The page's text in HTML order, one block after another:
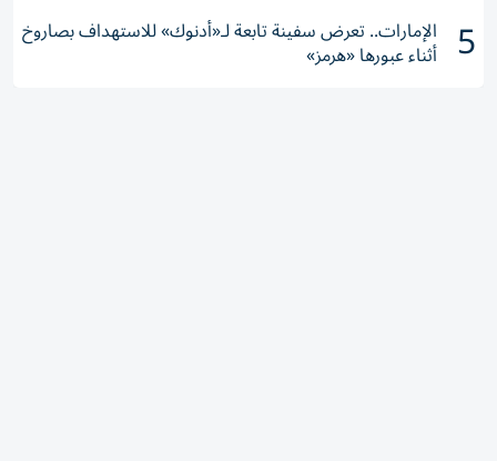
5 الإمارات.. تعرض سفينة تابعة لـ«أدنوك» للاستهداف بصاروخ
أثناء عبورها «هرمز»